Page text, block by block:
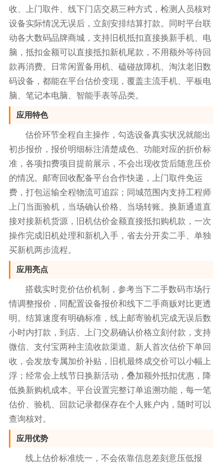
收、上门取件、线下门店交易三种方式，检测人员核对
设备实际情况无误后，立刻安排结算打款。同时平台联
动各大数码品牌商城，支持旧机抵扣直接换新手机、电
脑，抵扣金额可以直接抵扣新机尾款，不用额外等待回
款再消费。日常闲置备用机、磕碰故障机、淘汰老旧数
码设备，都能在平台估价变现，覆盖主流手机、平板电
脑、笔记本电脑、智能手表等品类。
应用特色
估价环节全程自主操作，勾选设备真实状况就能出
初步报价，报价明细标注清楚成色、功能对应的折价标
准，各项扣费项目提前展示，不会出现收货后随意压价
的情况。邮寄回收配备平台合作快递，上门取件免运
费，打包运输全程物流可追踪；同城范围内支持工程师
上门当面验机，当场确认价格、当场转账。换新通道直
接对接新机货源，旧机估价金额直接抵扣购机款，一次
操作完成旧机处理和新机入手，省去分开卖二手、单独
买新机两步流程。
应用亮点
搭载实时竞价估价机制，参考当下二手数码市场行
情调整报价，同配置设备报价和线下二手商贩对比更透
明。结算速度有明确标准，线上邮寄验机完成无误后数
小时内打款，到店、上门交易确认价格立刻付款，支持
微信、支付宝两种主流收款渠道。新人首次估价下单回
收，会发放专属加价补贴，旧机最终成交价可以小幅上
浮；经常会上线节日换新活动，叠加额外抵扣优惠，降
低换新购机成本。平台设置完整订单追溯功能，每一笔
估价、验机、回款记录都保存在个人账户内，随时可以
查询核对。
应用优势
线上估价标准统一，不会依靠信息差刻意压低报